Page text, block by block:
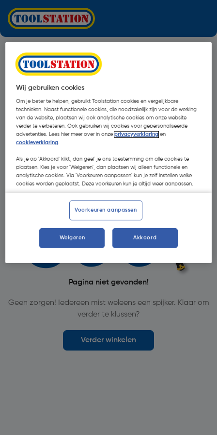
Oops!
Pagina niet gevonden!
Geen zorgen! Iedereen mist weleens een spijker. Klaar om
verder te klussen?
Verder winkelen
Wij gebruiken cookies
Om je beter te helpen, gebruikt Toolstation cookies en vergelijkbare
technieken. Naast functionele cookies, die noodzakelijk zijn voor de werking
van de website, plaatsen wij ook analytische cookies om onze website
verder te verbeteren. Ook gebruiken wij cookies voor gepersonaliseerde
advertenties. Lees hier meer over in onzeprivacyverklaring en
cookieverklaring.
Als je op 'Akkoord' klikt, dan geef je ons toestemming om alle cookies te
plaatsen. Kies je voor 'Weigeren', dan plaatsen wij alleen functionele en
analytische cookies. Via 'Voorkeuren aanpassen' kun je zelf instellen welke
cookies worden geplaatst. Deze voorkeuren kun je altijd weer aanpassen.
Voorkeuren aanpassen
Weigeren Akkoord